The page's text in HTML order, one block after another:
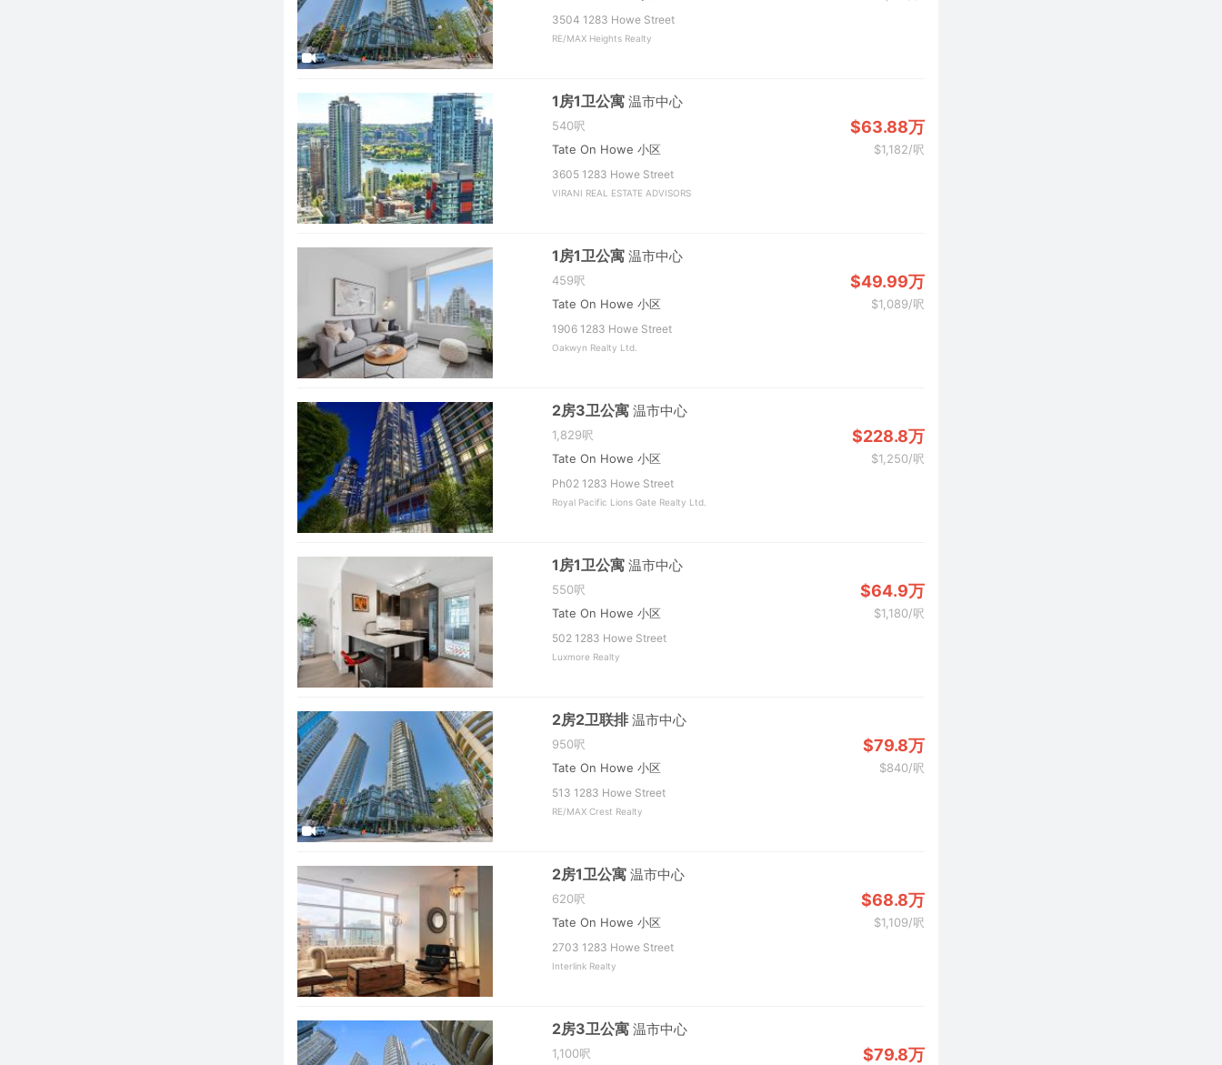
3504 1283 Howe Street
RE/MAX Heights Realty
1房1卫公寓 温市中心
540呎 $63.88万
Tate On Howe 小区 $1,182/呎
3605 1283 Howe Street
VIRANI REAL ESTATE ADVISORS
1房1卫公寓 温市中心
459呎 $49.99万
Tate On Howe 小区 $1,089/呎
1906 1283 Howe Street
Oakwyn Realty Ltd.
2房3卫公寓 温市中心
1,829呎 $228.8万
Tate On Howe 小区 $1,250/呎
Ph02 1283 Howe Street
Royal Pacific Lions Gate Realty Ltd.
1房1卫公寓 温市中心
550呎 $64.9万
Tate On Howe 小区 $1,180/呎
502 1283 Howe Street
Luxmore Realty
2房2卫联排温市中心
950呎 $79.8万
Tate On Howe 小区 $840/呎
513 1283 Howe Street
RE/MAX Crest Realty
2房1卫公寓 温市中心
620呎 $68.8万
Tate On Howe 小区 $1,109/呎
2703 1283 Howe Street
Interlink Realty
2房3卫公寓 温市中心
1,100呎 $79.8万